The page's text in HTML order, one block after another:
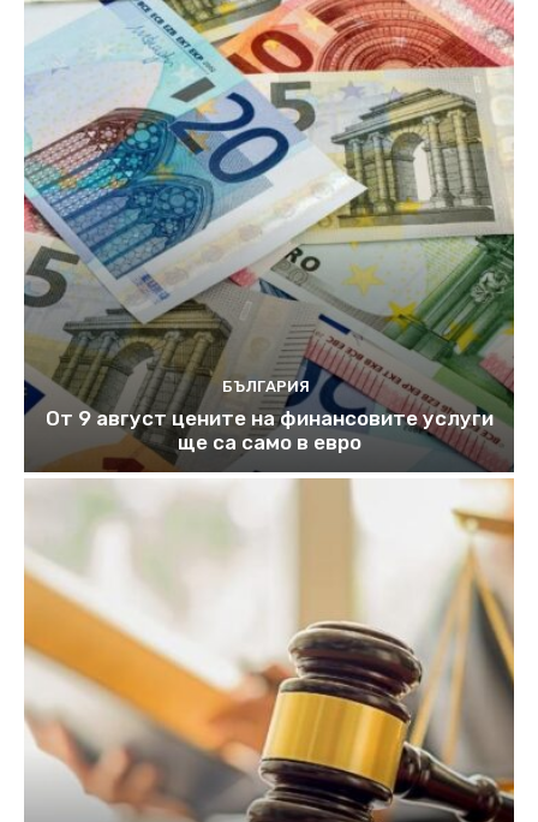
БЪЛГАРИЯ
От 9 август цените на финансовите услуги
ще са само в евро